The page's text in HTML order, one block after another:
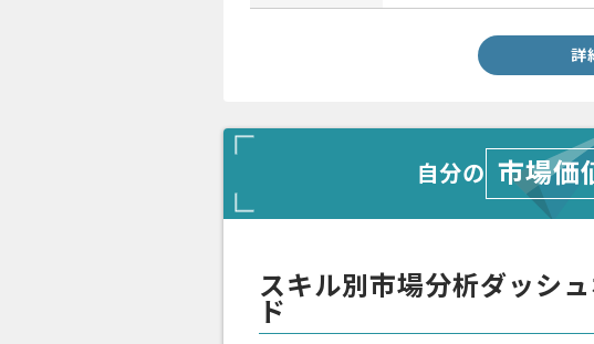
詳
自分の 市場価
スキル別市場分析ダッシュ
ド